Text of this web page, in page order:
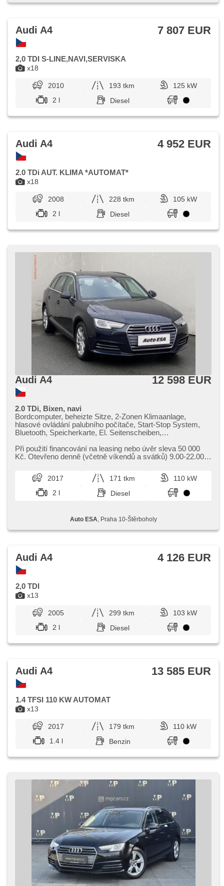
x18
Audi A4 7 807 EUR
2,0 TDI S-LINE,NAVI,SERVISKA
2010 193 tkm
125 kW
2 l
Diesel
x18
Audi A4 4 952 EUR
2.0 TDi AUT. KLIMA *AUTOMAT*
2008 228 tkm
105 kW
2 l
Diesel
Audi A4 12 598 EUR
2.0 TDi, Bixen, navi
Bordcomputer, beheizte Sitze, 2-Zonen Klimaanlage,
hlasové ovládání palubního počítače, Start-Stop System,
Bluetooth, Speicherkarte, El. Seitenscheiben,
Multifunktionslenkrad, USB, Bi Xenon-Scheinwerfer,
bezklíčové odemykání, El. Deckel des Kofferraums, täglich
Spiegel, Servolenkung, Zentralverriegelung mit
Funkfernbedienung, Elektronisches Stabilitätsprogramm
(ESP), Scheibenwischersensor, ABS, isofix, elektronická
ruční brzda, Beifahrerairbagdeaktivierung, 6x Airbag
Při použití financování na leasing nebo úvěr sleva 50 000
Kč. Otevřeno denně (včetně víkendů a svátků) 9.00​-22.00
2017 171 tkm
110 kW
2 l
Diesel
Auto ESA , Praha 10-Štěrboholy
x13
Audi A4 4 126 EUR
2,0 TDI
2005 299 tkm
103 kW
2 l
Diesel
x13
Audi A4 13 585 EUR
1.4 TFSI 110 KW AUTOMAT
2017 179 tkm
110 kW
1.4 l
Benzin